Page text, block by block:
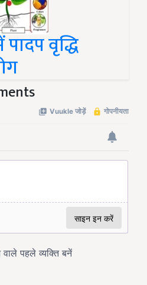
वृद्धि